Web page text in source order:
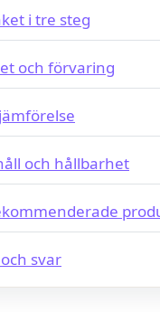
i tre steg
och förvaring
och hållbarhet
svar